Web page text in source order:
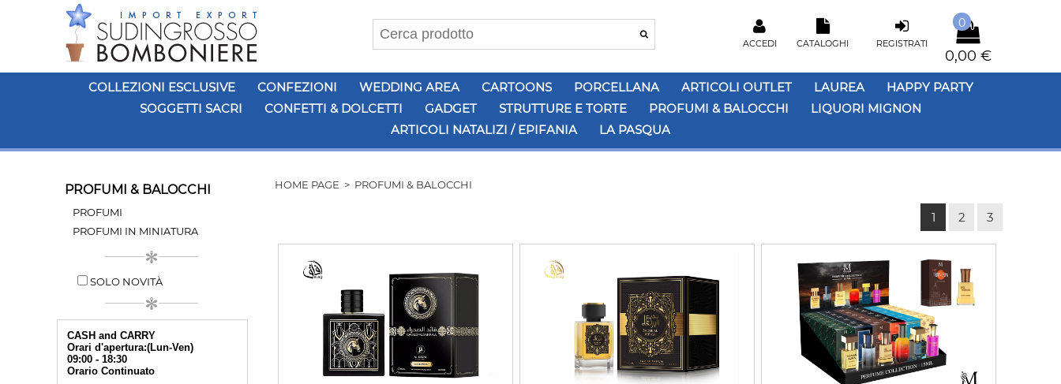
0
0,00 €
REGISTRATI
CATALOGHI
ACCEDI
COLLEZIONI ESCLUSIVE CONFEZIONI WEDDING AREA CARTOONS PORCELLANA ARTICOLI OUTLET LAUREA
HAPPY PARTY
SOGGETTI SACRI
CONFETTI & DOLCETTI GADGET STRUTTURE E TORTE PROFUMI & BALOCCHI
LIQUORI MIGNON
ARTICOLI NATALIZI / EPIFANIA
LA PASQUA
PROFUMI & BALOCCHI
PROFUMI
PROFUMI IN MINIATURA
SOLO NOVITÀ
CASH and CARRY
Orari d'apertura:(Lun-Ven)
09:00 - 18:30
Orario Continuato
HOME PAGE > PROFUMI & BALOCCHI
1 2 3